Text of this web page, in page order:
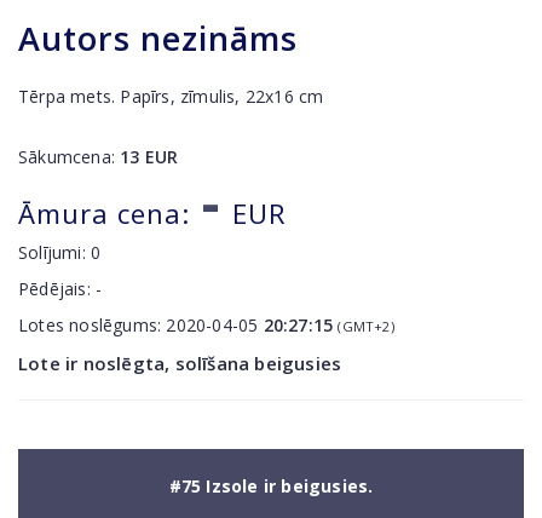
Autors nezināms
Tērpa mets. Papīrs, zīmulis, 22x16 cm
Sākumcena: 13 EUR
Āmura cena: - EUR
Solījumi:0
Pēdējais: -
Lotes noslēgums: 2020-04-05 20:27:15 (GMT+2)
Lote ir noslēgta, solīšana beigusies
#75 Izsole ir beigusies.